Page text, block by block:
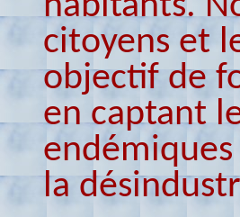
citoyens et
objectif de
en captant
la